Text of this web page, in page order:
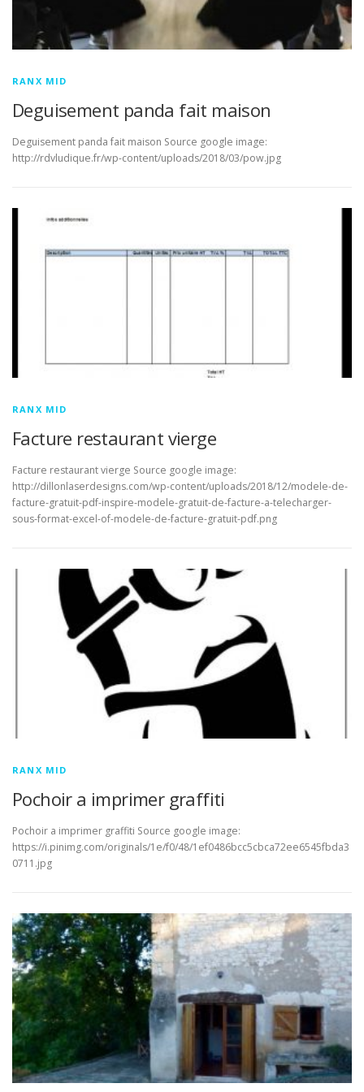
RANX MID
Deguisement panda fait maison
Deguisement panda fait maison Source google image:
http://rdvludique.fr/wp-content/uploads/2018/03/pow.jpg
RANX MID
Facture restaurant vierge
Facture restaurant vierge Source google image:
http://dillonlaserdesigns.com/wp-content/uploads/2018/12/modele-de-
facture-gratuit-pdf-inspire-modele-gratuit-de-facture-a-telecharger-
sous-format-excel-of-modele-de-facture-gratuit-pdf.png
RANX MID
Pochoir a imprimer graffiti
Pochoir a imprimer graffiti Source google image:
https://i.pinimg.com/originals/1e/f0/48/1ef0486bcc5cbca72ee6545fbda3
0711.jpg